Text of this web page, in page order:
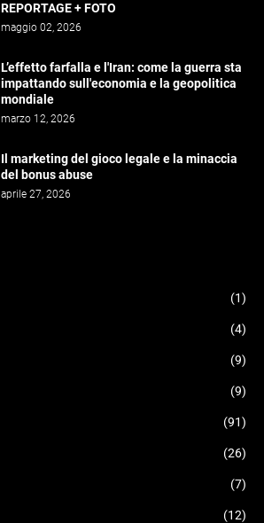
REPORTAGE + FOTO
maggio 02, 2026
L’effetto farfalla e l'Iran: come la guerra sta
impattando sull'economia e la geopolitica
mondiale
marzo 12, 2026
Il marketing del gioco legale e la minaccia
del bonus abuse
aprile 27, 2026
(1)
(4)
(9)
(9)
(91)
(26)
(7)
(12)